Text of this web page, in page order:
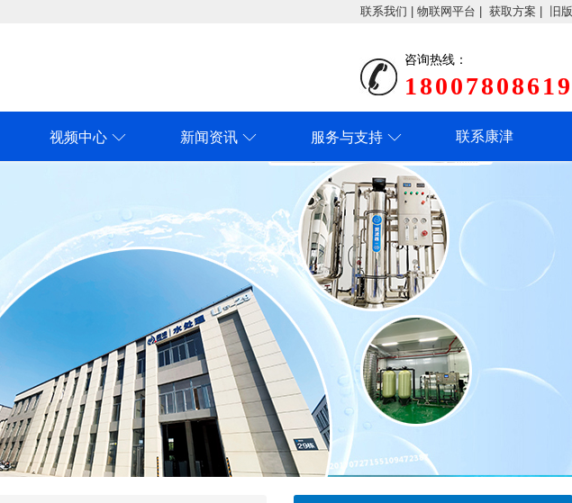
联系我们 物联网平台 获取方案 旧版
咨询热线：
18007808619
视频中心 新闻资讯 服务与支持 联系康津